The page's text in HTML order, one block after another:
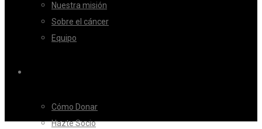
Nuestra misión
Sobre el cáncer
Equipo
Cómo Donar
Hazte Socio